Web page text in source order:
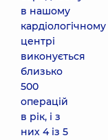
в нашому
кардіологічному
центрі
виконується
близько
500
операцій
в рік, і з
них 4 із 5